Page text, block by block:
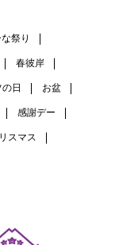
祭り
春彼岸
日 お盆
感謝デー
スマス